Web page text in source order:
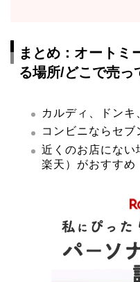
まとめ： オートミ
る場所/どこで売っ
カルディ、ドンキ
コンビニならセブ
近くのお店にない
楽天）がおすすめ